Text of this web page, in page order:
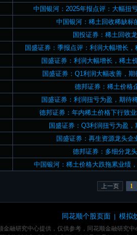
中国银河：2025年报点评：大幅扭
中国银河：稀土回收稀缺标
国投证券：稀土回收
国盛证券：季报点评：利润大幅增长
国盛证券：利润大幅增长，稀土
国盛证券：Q1利润大幅改善，
德邦证券：稀土价格
国盛证券：利润扭亏为盈，期待
德邦证券：年内稀土价格下行致
国盛证券：Q3利润扭亏为盈
国盛证券：再生资源龙头
德邦证券：多细分龙
中国银河：稀土价格大跌拖累业绩
上一页 1
同花顺个股页面 | 模拟
金融研究中心提供，仅供参考，同花顺金融研究